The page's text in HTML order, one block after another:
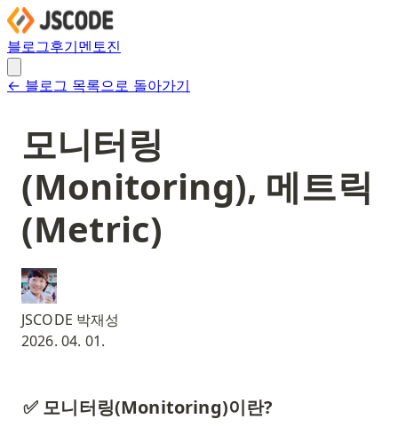
블로그후기멘토진
← 블로그 목록으로 돌아가기
모니터링
(Monitoring), 메트릭
(Metric)
JSCODE 박재성
2026. 04. 01.
✅ 모니터링(Monitoring)이란?